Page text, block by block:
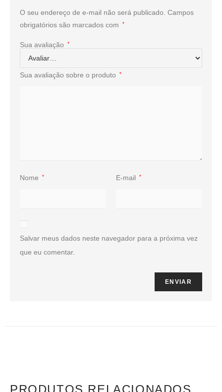
O seu endereço de e-mail não será publicado. Campos
obrigatórios são marcados com
*
Sua avaliação *
Sua avaliação sobre o produto *
Nome * E-mail *
Salvar meus dados neste navegador para a próxima vez
que eu comentar.
PRODUTOS RELACIONADOS